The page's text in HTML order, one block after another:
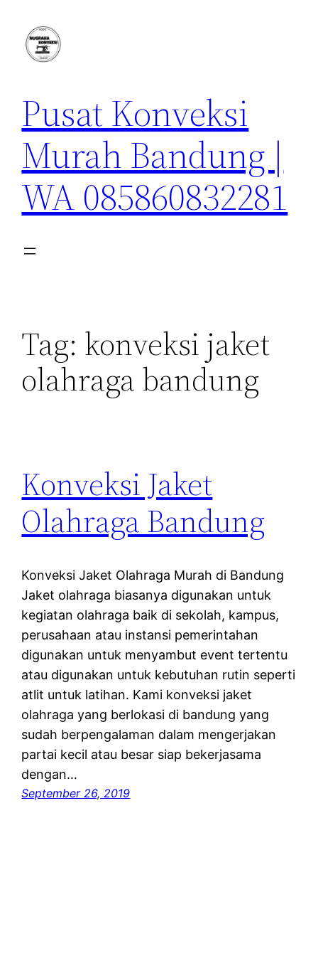
konten
Pusat Konveksi
Murah Bandung |
WA 085860832281
Tag: konveksi jaket
olahraga bandung
Konveksi Jaket
Olahraga Bandung
Konveksi Jaket Olahraga Murah di Bandung
Jaket olahraga biasanya digunakan untuk
kegiatan olahraga baik di sekolah, kampus,
perusahaan atau instansi pemerintahan
digunakan untuk menyambut event tertentu
atau digunakan untuk kebutuhan rutin seperti
atlit untuk latihan. Kami konveksi jaket
olahraga yang berlokasi di bandung yang
sudah berpengalaman dalam mengerjakan
partai kecil atau besar siap bekerjasama
dengan…
September 26, 2019